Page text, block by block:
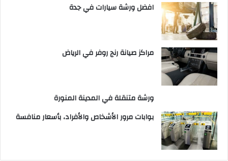
افضل ورشة سيارات في جدة
مراكز صيانة رنج روفر في الرياض
ورشة متنقلة في المدينة المنورة
بوابات مرور الأشخاص والأفراد، بأسعار منافسة